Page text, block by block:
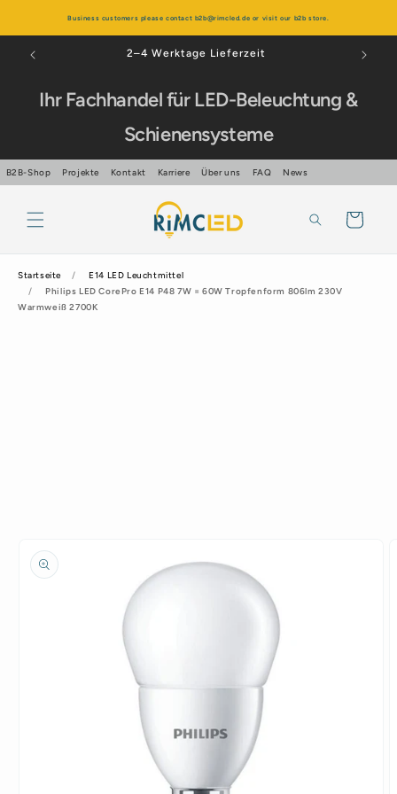
Business customers please contact b2b@rimcled.de or visit our b2b store.
Inhalt
Über 99% positive Bewertungen
Ihr Fachhandel für LED-Beleuchtung &
Schienensysteme
B2B-Shop Projekte Kontakt Karriere Über uns FAQ News
Warenkorb
Startseite
E14 LED Leuchtmittel
Philips LED CorePro E14 P48 7W = 60W Tropfenform 806lm 230V
Warmweiß 2700K